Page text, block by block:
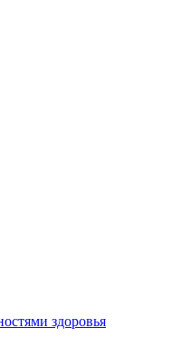
здоровья